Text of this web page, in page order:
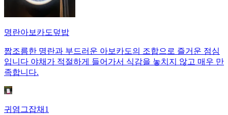
명란아보카도덮밥
짭조름한 명란과 부드러운 아보카도의 조합으로 즐거운 점심
입니다 야채가 적절하게 들어가서 식감을 놓치지 않고 매우 만
족합니다.
귀염그잡채1